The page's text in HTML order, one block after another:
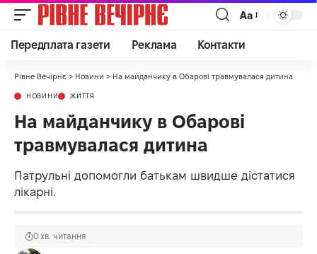
Аа
Передплата газети Реклама Контакти
Рівне Вечірнє > Новини > На майданчику в Обарові травмувалася дитина
НОВИНИ ЖИТТЯ
На майданчику в Обарові
травмувалася дитина
Патрульні допомогли батькам швидше дістатися
лікарні.
0 хв. читання